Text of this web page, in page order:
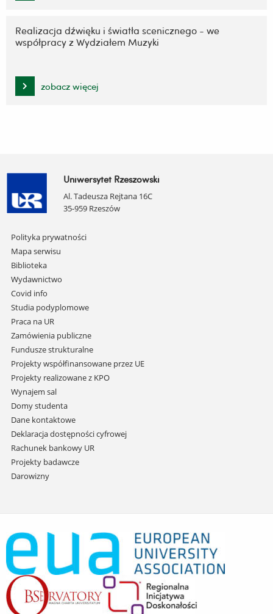
Realizacja dźwięku i światła scenicznego - we
współpracy z Wydziałem Muzyki
zobacz więcej
Uniwersytet Rzeszowski
Al. Tadeusza Rejtana 16C
35-959 Rzeszów
Pomiń
nawigację
i
przejdź
do
treści
Polityka prywatności
Mapa serwisu
Biblioteka
Wydawnictwo
Covid info
Studia podyplomowe
Praca na UR
Zamówienia publiczne
Fundusze strukturalne
Projekty współfinansowane przez UE
Projekty realizowane z KPO
Wynajem sal
Domy studenta
Dane kontaktowe
Deklaracja dostępności cyfrowej
Rachunek bankowy UR
Projekty badawcze
Darowizny